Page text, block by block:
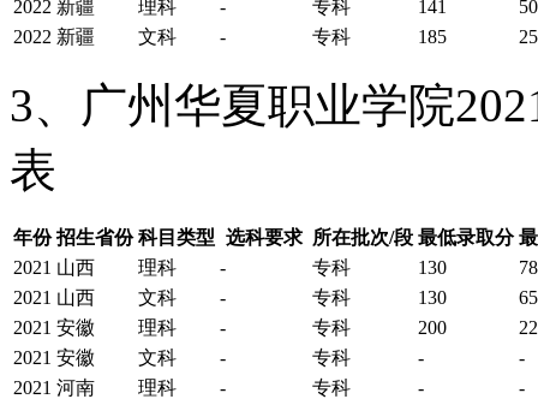
2022 新疆 理科 - 专科 141
2022 新疆 文科 - 专科 185
3、广州华夏职业学院
表
年份 招生省份 科目类型 选科要求 所在批次/段 最低录取分
2021 山西 理科 - 专科 130
2021 山西 文科 - 专科 130
2021 安徽 理科 - 专科 200
2021 安徽 文科 - 专科 -
-
2021 河南 理科 - 专科 -
-